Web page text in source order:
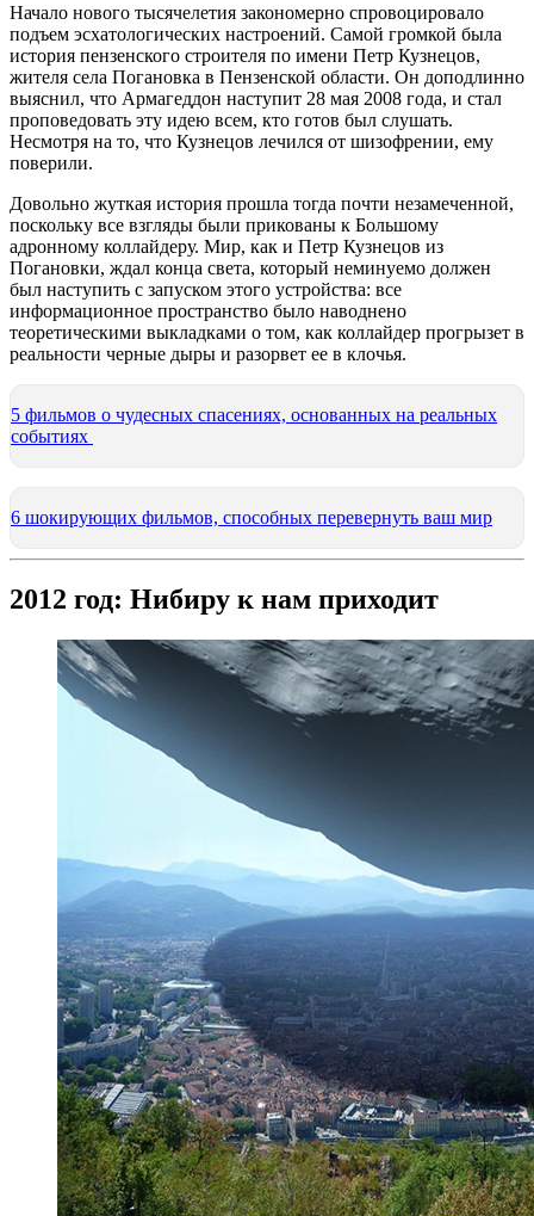
Начало нового тысячелетия закономерно спровоцировало
подъем эсхатологических настроений. Самой громкой была
история пензенского строителя по имени Петр Кузнецов,
жителя села Погановка в Пензенской области. Он доподлинно
выяснил, что Армагеддон наступит 28 мая 2008 года, и стал
проповедовать эту идею всем, кто готов был слушать.
Несмотря на то, что Кузнецов лечился от шизофрении, ему
поверили.
Довольно жуткая история прошла тогда почти незамеченной,
поскольку все взгляды были прикованы к Большому
адронному коллайдеру. Мир, как и Петр Кузнецов из
Погановки, ждал конца света, который неминуемо должен
был наступить с запуском этого устройства: все
информационное пространство было наводнено
теоретическими выкладками о том, как коллайдер прогрызет в
реальности черные дыры и разорвет ее в клочья.
5 фильмов о чудесных спасениях, основанных на реальных
событиях
6 шокирующих фильмов, способных перевернуть ваш мир
2012 год: Нибиру к нам приходит